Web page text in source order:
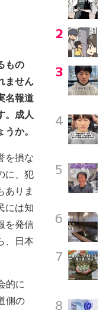
もの
ません
名報道
。成人
か。
を損な
に、犯
ありま
には知
を発信
、日本
的に
側の